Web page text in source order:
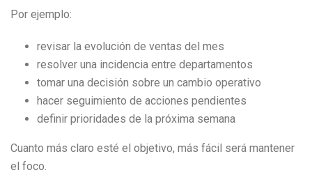
Por ejemplo:
revisar la evolución de ventas del mes
resolver una incidencia entre departamentos
tomar una decisión sobre un cambio operativo
hacer seguimiento de acciones pendientes
definir prioridades de la próxima semana
Cuanto más claro esté el objetivo, más fácil será mantener
el foco.